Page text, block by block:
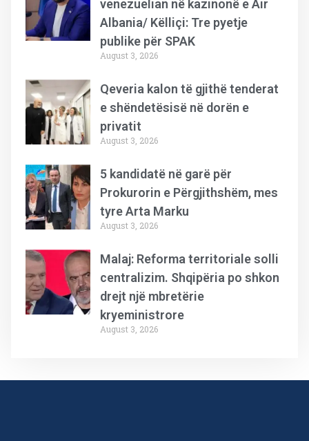
venezuelian në kazinonë e Air
Albania/ Këlliçi: Tre pyetje
publike për SPAK
August 3, 2026
Qeveria kalon të gjithë tenderat
e shëndetësisë në dorën e
privatit
August 3, 2026
5 kandidatë në garë për
Prokurorin e Përgjithshëm, mes
tyre Arta Marku
August 3, 2026
Malaj: Reforma territoriale solli
centralizim. Shqipëria po shkon
drejt një mbretërie
kryeministrore
August 3, 2026